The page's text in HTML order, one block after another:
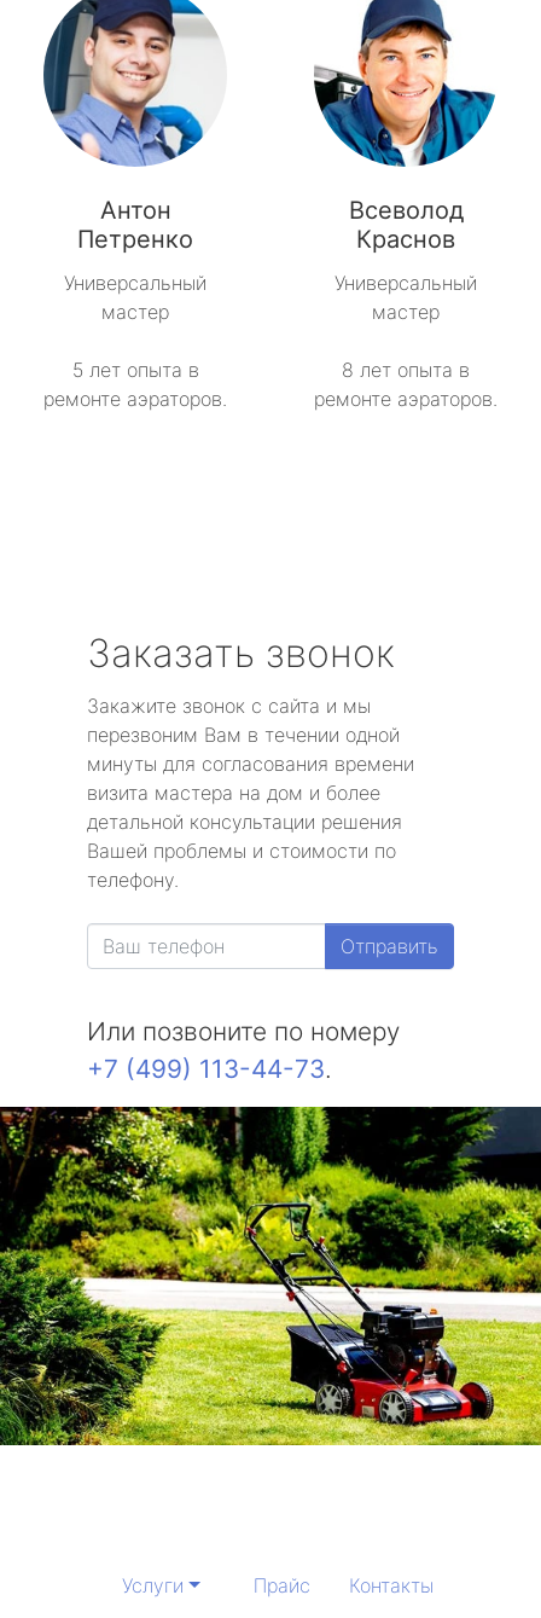
Антон
Петренко
Универсальный
мастер
5 лет опыта в
ремонте аэраторов.
Всеволод
Краснов
Универсальный
мастер
8 лет опыта в
ремонте аэраторов.
Заказать звонок
Закажите звонок с сайта и мы
перезвоним Вам в течении одной
минуты для согласования времени
визита мастера на дом и более
детальной консультации решения
Вашей проблемы и стоимости по
телефону.
Отправить
Или позвоните по номеру
+7 (499) 113-44-73.
Услуги Прайс Контакты